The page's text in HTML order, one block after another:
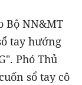
Bộ NN&MT
tay hướng
". Phó Thủ
cuốn sổ tay cô